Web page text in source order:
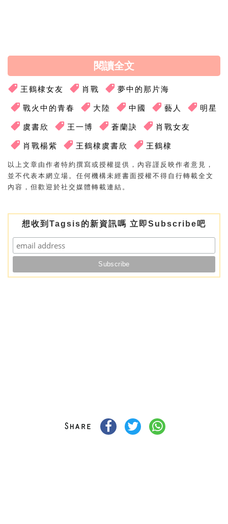
閱讀全文
王鶴棣女友 肖戰 夢中的那片海
戰火中的青春 大陸 中國 藝人 明星
虞書欣 王一博 蒼蘭訣 肖戰女友
肖戰楊紫 王鶴棣虞書欣 王鶴棣
以上文章由作者特約撰寫或授權提供，內容謹反映作者意見，
並不代表本網立場。任何機構未經書面授權不得自行轉載全文
內容，但歡迎於社交媒體轉載連結。
想收到Tagsis的新資訊嗎 立即Subscribe吧